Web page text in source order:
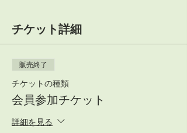
チケット詳細
販売終了
チケットの種類
会員参加チケット
詳細を見る